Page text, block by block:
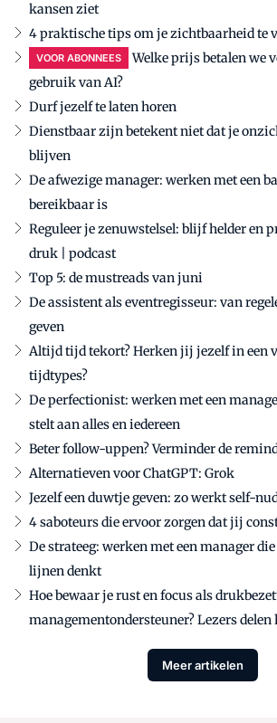
kansen ziet
4 praktische tips om je zichtbaarheid te
VOOR ABONNEES
Welke prijs betalen we
gebruik van AI?
Durf jezelf te laten horen
Dienstbaar zijn betekent niet dat je
blijven
De afwezige manager: werken met een
bereikbaar is
Reguleer je zenuwstelsel: blijf helder en
druk | podcast
Top 5: de mustreads van juni
De assistent als eventregisseur: van
geven
Altijd tijd tekort? Herken jij jezelf in een
tijdtypes?
De perfectionist: werken met een
stelt aan alles en iedereen
Beter follow-uppen? Verminder de
Alternatieven voor ChatGPT: Grok
Jezelf een duwtje geven: zo werkt self-
4 saboteurs die ervoor zorgen dat jij
De strateeg: werken met een manager
lijnen denkt
Hoe bewaar je rust en focus als
managementondersteuner? Lezers
Meer artikelen